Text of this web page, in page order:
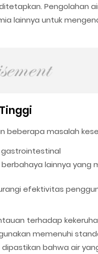
Pengolahan
lainnya untuk
beberapa masalah
lainnya yang
efektivitas
terhadap
memenuhi
bahwa air